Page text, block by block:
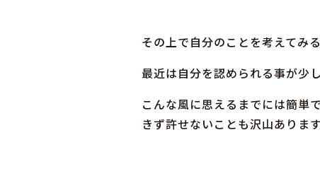
その上で自分のことを考えてみる
最近は自分を認められる事が少
こんな風に思えるまでには簡単
きず許せないことも沢山あります